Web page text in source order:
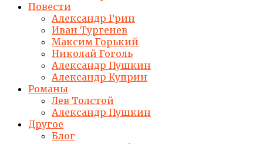
Повести
Александр Грин
Иван Тургенев
Максим Горький
Николай Гоголь
Александр Пушкин
Александр Куприн
Романы
Лев Толстой
Александр Пушкин
Другое
Блог